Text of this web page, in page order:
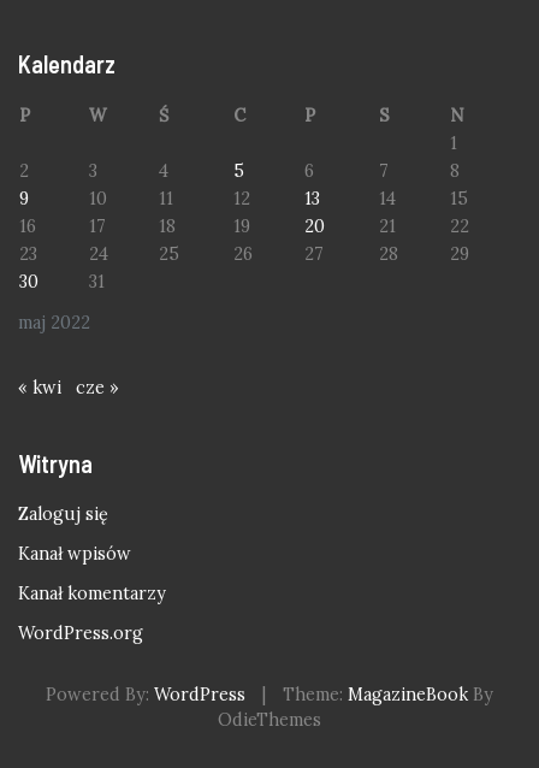
Kalendarz
maj 2022
P W Ś C P S
N
1
2
3 4 5 6 7
8
9
10 11 12 13 14
15
16
17 18 19 20 21
22
23
24 25 26 27 28
29
30
31
« kwi cze »
Witryna
Zaloguj się
Kanał wpisów
Kanał komentarzy
WordPress.org
Powered By: WordPress Theme: MagazineBook By
OdieThemes